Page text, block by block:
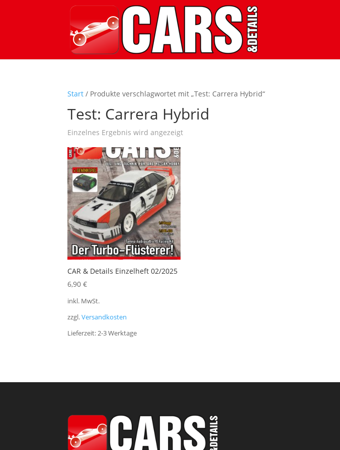
Start / Produkte verschlagwortet mit „Test: Carrera Hybrid“
Test: Carrera Hybrid
Einzelnes Ergebnis wird angezeigt
CAR & Details Einzelheft 02/2025
6,90€
inkl. MwSt.
zzgl.Versandkosten
Lieferzeit:2-3 Werktage